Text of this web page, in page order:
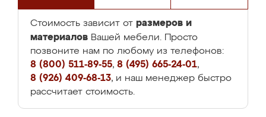
Стоимость зависит от размеров и
материалов Вашей мебели. Просто
позвоните нам по любому из телефонов:
8 (800) 511-89-55, 8 (495) 665-24-01,
8 (926) 409-68-13, и наш менеджер быстро
рассчитает стоимость.